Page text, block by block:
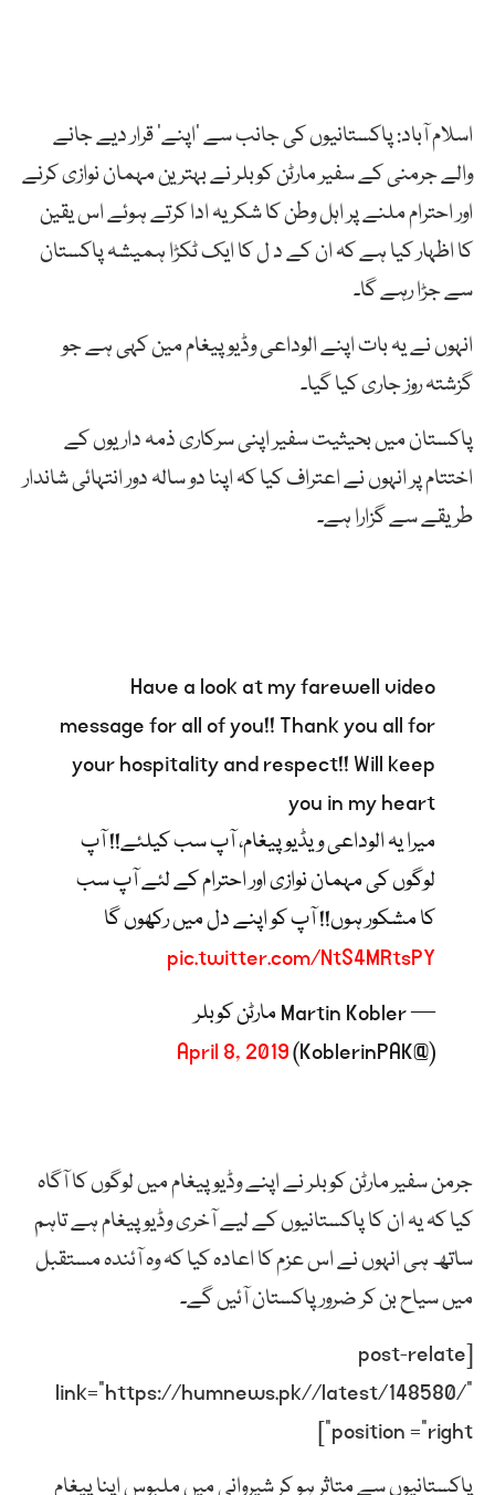
اسلام آباد: پاکستانیوں کی جانب سے ’اپنے‘ قرار دیے جانے
والے جرمنی کے سفیر مارٹن کوبلر نے بہترین مہمان نوازی کرنے
اور احترام ملنے پر اہل وطن کا شکریہ ادا کرتے ہوئے اس یقین
کا اظہار کیا ہے کہ ان کے د ل کا ایک ٹکڑا ہمیشہ پاکستان
سے جڑا رہے گا۔
انہوں نے یہ بات اپنے الوداعی وڈیو پیغام مین کہی ہے جو
گزشتہ روز جاری کیا گیا۔
پاکستان میں بحیثیت سفیر اپنی سرکاری ذمہ داریوں کے
اختتام پر انہوں نے اعتراف کیا کہ اپنا دو سالہ دور انتہائی شاندار
طریقے سے گزارا ہے۔
Have a look at my farewell video
message for all of you!! Thank you all for
your hospitality and respect!! Will keep
you in my heart
میرا یہ الوداعی ویڈیو پیغام، آپ سب کیلئے!! آپ
لوگوں کی مہمان نوازی اور احترام کے لئے آپ سب
کا مشکور ہوں!! آپ کو اپنے دل میں رکھوں گا
pic.twitter.com/NtS4MRtsPY
— Martin Kobler مارٹن کوبلر
(@KoblerinPAK)
April 8, 2019
جرمن سفیر مارٹن کوبلر نے اپنے وڈیو پیغام میں لوگوں کا آگاہ
کیا کہ یہ ان کا پاکستانیوں کے لیے آخری وڈیو پیغام ہے تاہم
ساتھ ہی انہوں نے اس عزم کا اعادہ کیا کہ وہ آئندہ مستقبل
میں سیاح بن کر ضرور پاکستان آئیں گے۔
[post-relate
link=”https://humnews.pk//latest/148580/”
position =”right”]
پاکستانیوں سے متاثر ہو کر شیروانی میں ملبوس اپنا پیغام